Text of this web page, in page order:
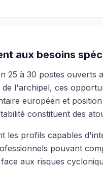
aux besoins
25 à 30 postes ouverts
l'archipel, ces
européen et
constituent des
les profils capables
pouvant
aux risques